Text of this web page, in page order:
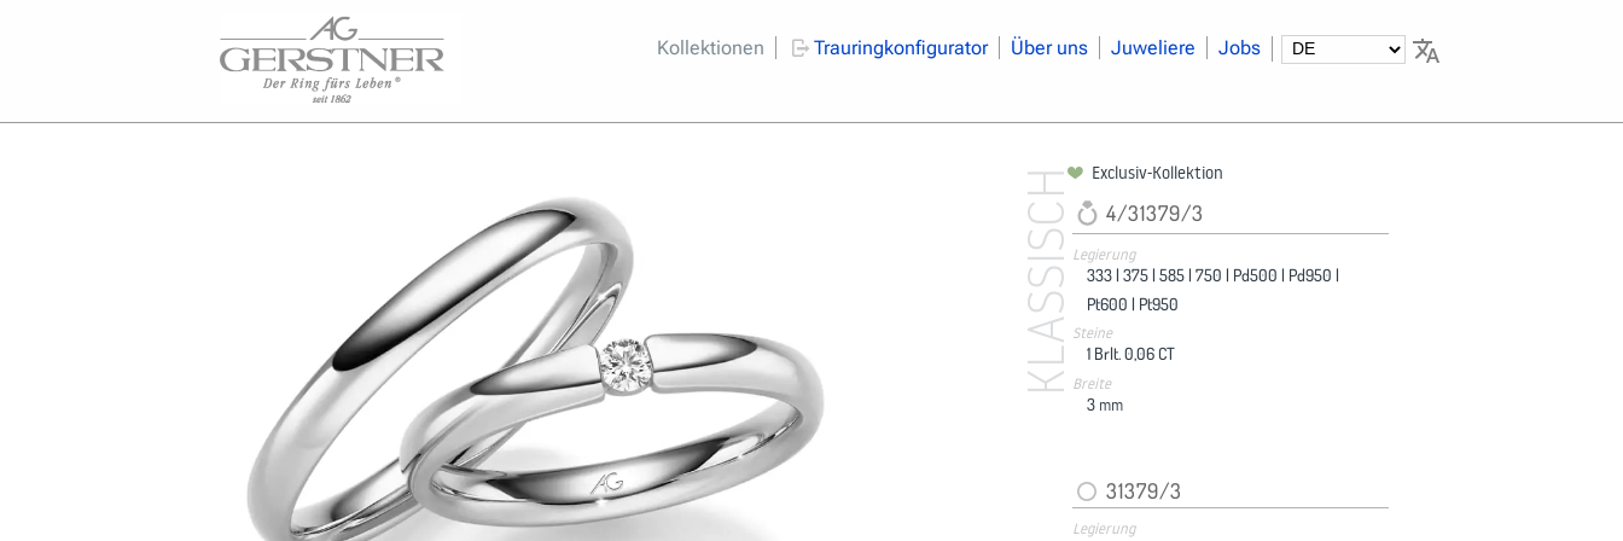
Kollektionen Trauringkonfigurator Über uns Juweliere Jobs
KLASSISCH Exclusiv-Kollektion
4/31379/3
Legierung
333 | 375 | 585 | 750 | Pd500 | Pd950 |
Pt600 | Pt950
Steine
1 Brlt. 0,06 CT
Breite
3 mm
31379/3
Legierung